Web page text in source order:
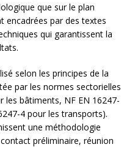
que sur le plan
encadrées par des textes
qui garantissent la
selon les principes de la
par les normes sectorielles
les bâtiments, NF EN 16247-
4 pour les transports).
une méthodologie
préliminaire, réunion